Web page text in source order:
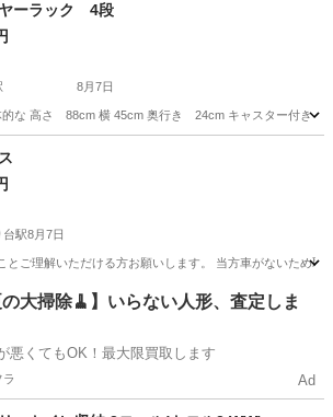
ーラック 4段
8月7日
な 高さ 88cm 横 45cm 奥行き 24cm キャスター付き キ
台駅8月7日
とご理解いただける方お願いします。 当方車がないため取
り台駅 収納家具
の大掃除🧹】いらない人形、査定しま
悪くてもOK！最大限買取します
ラ Ad